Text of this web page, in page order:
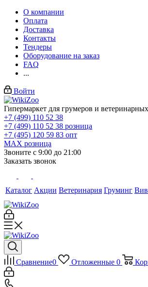
О компании
Оплата
Доставка
Контакты
Тендеры
Оборудование на заказ
FAQ
...
Войти
Гипермаркет для грумеров и
+7 (499) 110 52 38
+7 (499) 110 52 38 розница
+7 (495) 120 59 83 опт
MAX розница
Звоните с 9:00 до 21:00
Заказать звонок
Каталог Акции Ветеринария Груминг
Сравнение0 Отложенные 0